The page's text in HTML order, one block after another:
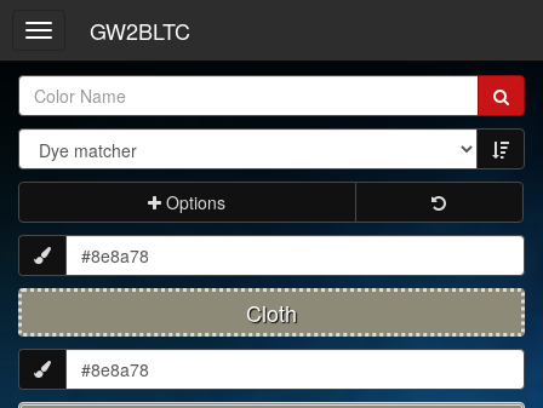
Toggle
navigation
GW2BLTC
Item
Name:
Options
Cloth